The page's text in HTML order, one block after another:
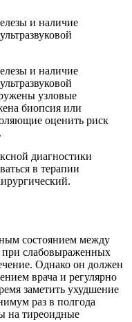
и наличие
и наличие
узловые
биопсия или
оценить риск
диагностики
в терапии
состоянием между
слабовыраженных
Однако он должен
врача и регулярно
заметить ухудшение
раз в полгода
на тиреоидные